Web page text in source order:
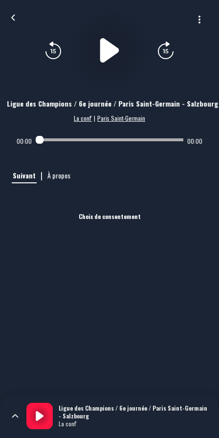
Ligue des Champions / 6e journée / Paris Saint-Germain - Salzbourg
La conf' | Paris Saint-Germain
00:00 00:00
Suivant | À propos
Choix de consentement
Ligue des Champions / 6e journée / Paris Saint-Germain
- Salzbourg
La conf'